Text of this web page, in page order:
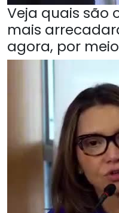
Veja quais são
mais
agora, por